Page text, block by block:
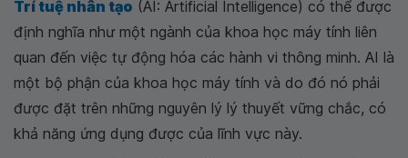
Trí tuệ nhân tạo (AI: Artificial Intelligence) có thể được
định nghĩa như một ngành của khoa học máy tính liên
quan đến việc tự động hóa các hành vi thông minh. AI là
một bộ phận của khoa học máy tính và do đó nó phải
được đặt trên những nguyên lý lý thuyết vững chắc, có
khả năng ứng dụng được của lĩnh vực này.